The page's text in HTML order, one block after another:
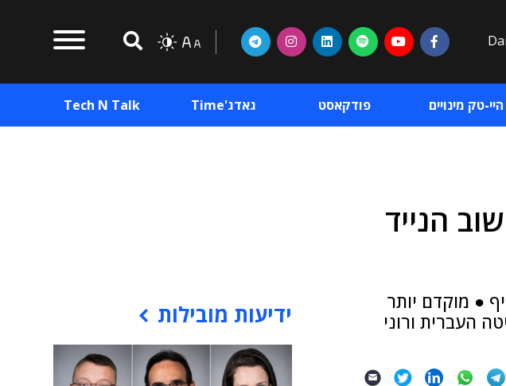
היי-טק מינויים פודקאסט גאדג'Time Tech N Talk
הנייד
● מוקדם יותר
העברית ורוני
ידיעות מובילות